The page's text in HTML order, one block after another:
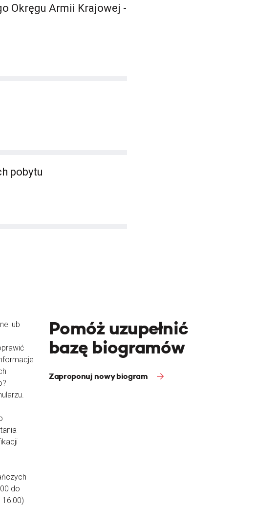
Okręgu Armii Krajowej -
pobytu
lub
do
16:00)
Pomóż uzupełnić
bazę biogramów
Zaproponuj nowy biogram